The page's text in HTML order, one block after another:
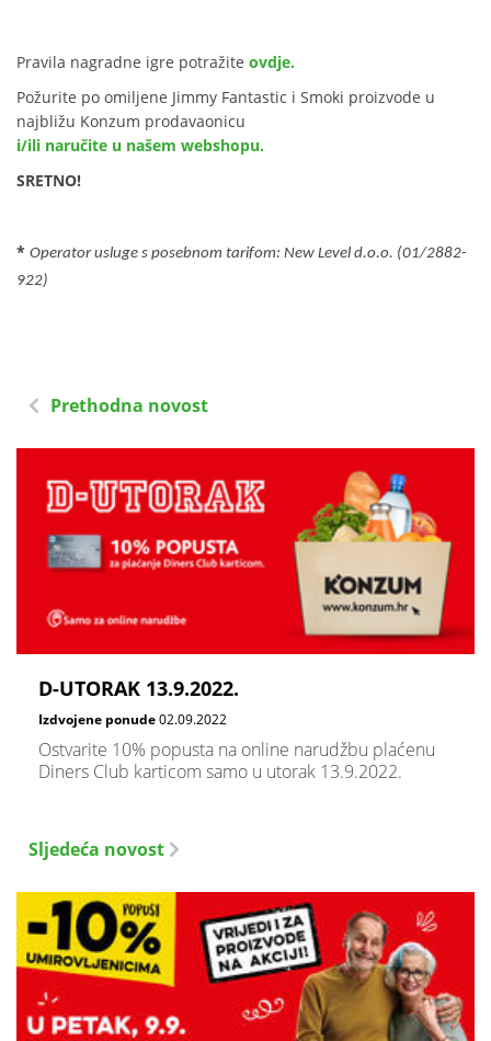
Pravila nagradne igre potražite ovdje.
Požurite po omiljene Jimmy Fantastic i Smoki proizvode u
najbližu Konzum prodavaonicu
i/ili naručite u našem webshopu.
SRETNO!
* Operator usluge s posebnom tarifom: New Level d.o.o. (01/2882-
922)
Prethodna novost
D-UTORAK 13.9.2022.
Izdvojene ponude02.09.2022
Ostvarite 10% popusta na online narudžbu plaćenu
Diners Club karticom samo u utorak 13.9.2022.
Sljedeća novost